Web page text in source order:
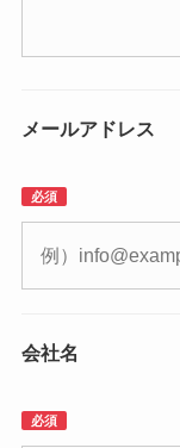
メールアドレス
必須
会社名
必須